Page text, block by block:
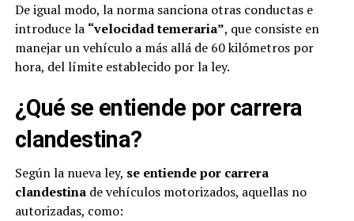
De igual modo, la norma sanciona otras conductas e
introduce la “velocidad temeraria”, que consiste en
manejar un vehículo a más allá de 60 kilómetros por
hora, del límite establecido por la ley.
¿Qué se entiende por carrera
clandestina?
Según la nueva ley, se entiende por carrera
clandestinade vehículos motorizados, aquellas no
autorizadas, como: